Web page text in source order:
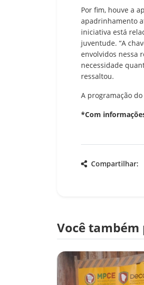
Por fim, houve a
apadrinhamento
iniciativa está
juventude. “A
envolvidos nessa
necessidade
ressaltou.
A programação
*Com
Compartilhar:
Você também